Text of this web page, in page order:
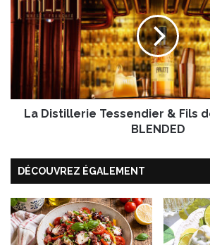
r
é
e
m
i
s
D
i
t
l
l
e
e
s
s
e
La Distillerie Tessendier & Fils
BLENDED
DÉCOUVREZ ÉGALEMENT